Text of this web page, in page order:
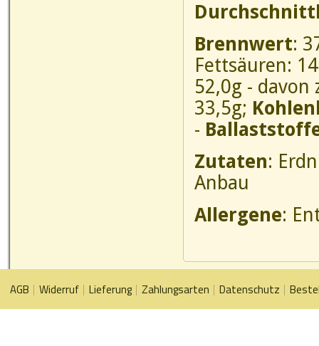
Brennwert:
Fettsäuren:
52,0g -
33,5g;
-
Zutaten:
Anbau
Allergene:
AGB Widerruf Lieferung Zahlungsarten Datenschutz